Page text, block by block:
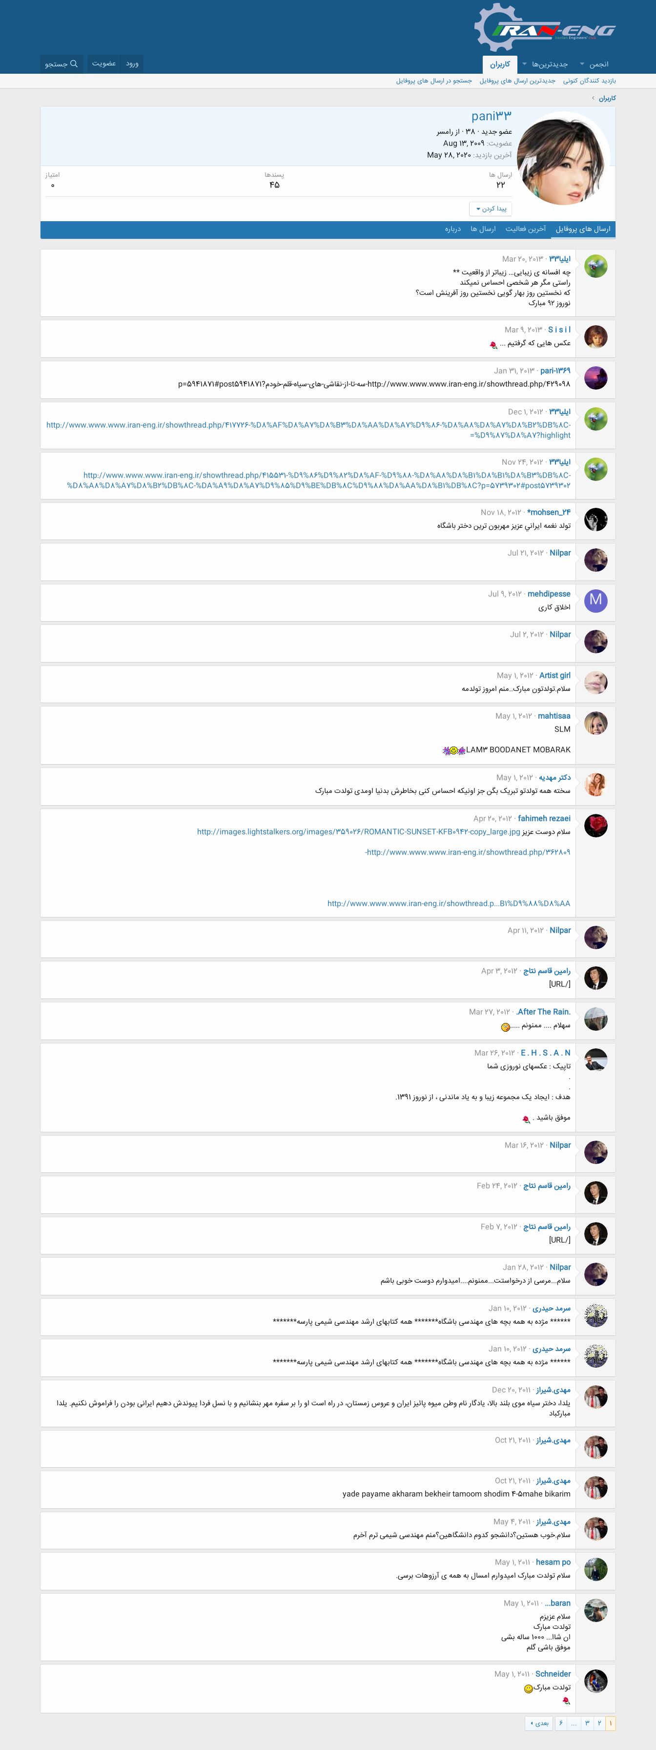
انجمن جدیدترین‌ها کاربران ورود عضویت جستجو
بازدید کنندگان کنونی جدیدترین ارسال های پروفایل
جستجو در ارسال های پروفایل
کاربران
pani33
عضو جدید ·
· از رامسر
عضویت Aug 13, 2009
آخرین بازدید May 28, 2020
ارسال ها
22
پسندها
45
امتیاز
0
پیدا کردن
ارسال های پروفایل آخرین فعالیت ارسال ها درباره
ایلیا33
Mar 20, 2013
چه افسانه ی زیبایی… زیباتر از واقعیت **
راستی مگر هر شخصی احساس نمیکند
که نخستین روز بهار گویی نخستین روز آفرینش است؟
نوروز ۹۲ مبارک
S i s i l
Mar 9, 2013
عکس هایی که گرفتیم ...
pari-1369
Jan 31, 2013
http://www.www.www.iran-eng.ir/showthread.php/429098-سه-تا-از-نقاشی-های-سیاه-قلم-خودم?p=5941871#post5941871
ایلیا33
Dec 1, 2012
http://www.www.www.iran-eng.ir/showthread.php/417726-%D8%AF%D8%A7%D8%B3%D8%AA%D8%A7%D9%86-%D8%A8%D8%A7%D8%B2%DB%8C-
%D9%87%D8%A7?highlight=
ایلیا33
Nov 24, 2012
http://www.www.www.iran-eng.ir/showthread.php/415531-%D9%86%D9%82%D8%AF-%D9%88-%D8%A8%D8%B1%D8%B1%D8%B3%DB%8C-
%D8%A8%D8%A7%D8%B2%DB%8C-%DA%A9%D8%A7%D9%85%D9%BE%DB%8C%D9%88%D8%AA%D8%B1%DB%8C?p=5739302#post5739302
*mohsen_24
Nov 18, 2012
تولد نغمه ايراني عزيز مهربون ترين دختر باشگاه
Nilpar
Jul 21, 2012
M
mehdipesse
Jul 9, 2012
اخلاق کاری
Nilpar
Jul 2, 2012
Artist girl
May 1, 2012
سلام.تولدتون مبارک..منم امروز تولدمه
mahtisaa
May 1, 2012
SLM
LAM3 BOODANET MOBARAK
دکتر مهدیه May 1, 2012
سخته همه تولدتو تبریک بگن جز اونیکه احساس کنی بخاطرش بدنیا اومدی تولدت مبارک
fahimeh rezaei
Apr 20, 2012
سلام دوست عزیز http://images.lightstalkers.org/images/359026/ROMANTIC-SUNSET-KFB0942-copy_large.jpg
http://www.www.www.iran-eng.ir/showthread.php/362809-
http://www.www.www.iran-eng.ir/showthread.p...B1%D9%88%D8%AA
Nilpar
Apr 11, 2012
رامین قاسم نتاج Apr 3, 2012
[/URL]
.After The Rain.
Mar 27, 2012
سهلام .... ممنونم .....
E . H . S . A . N
Mar 26, 2012
تاپیک : عکسهای نوروزی شما
.
.
هدف : ایجاد یک مجموعه زیبا و به یاد ماندنی ، از نوروز 1391.
موفق باشید .
Nilpar
Mar 16, 2012
رامین قاسم نتاج Feb 24, 2012
رامین قاسم نتاج Feb 7, 2012
[/URL]
Nilpar
Jan 28, 2012
سلام...مرسی از درخواستت...ممنونم....امیدوارم دوست خوبی باشم
سرمد حیدری Jan 10, 2012
****** مژده به همه بچه های مهندسی باشگاه******* همه کتابهای ارشد مهندسی شیمی پارسه*******
سرمد حیدری Jan 10, 2012
****** مژده به همه بچه های مهندسی باشگاه******* همه کتابهای ارشد مهندسی شیمی پارسه*******
مهدی.شیراز Dec 20, 2011
یلدا، دختر سیاه موی بلند بالا، یادگار نام وطن میوه پائیز ایران و عروس زمستان، در راه است او را بر سفره مهر بنشانیم و با نسل فردا پیوندش دهیم ایرانی بودن را فراموش نکنیم. یلدا
مبارکباد
مهدی.شیراز Oct 21, 2011
مهدی.شیراز Oct 21, 2011
yade payame akharam bekheir tamoom shodim 4-5mahe bikarim
مهدی.شیراز May 4, 2011
سلام.خوب هستین؟دانشجو کدوم دانشگاهین؟منم مهندسی شیمی ترم آخرم
hesam po
May 1, 2011
سلام تولدت مبارک امیدوارم امسال به همه ی آرزوهات برسی.
...baran
May 1, 2011
سلام عزیزم
تولدت مبارک
ان شاا... 1000 ساله بشی
موفق باشی گلم
Schneider
May 1, 2011
تولدت مبارک
1
2
3
...
6 بعدی